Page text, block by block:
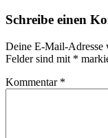
Schreibe einen
Deine E-Mail-
Felder sind mit *
Kommentar *